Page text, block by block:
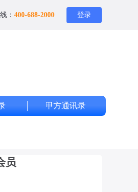
： 400-688-2000 登录
甲方通讯录
员